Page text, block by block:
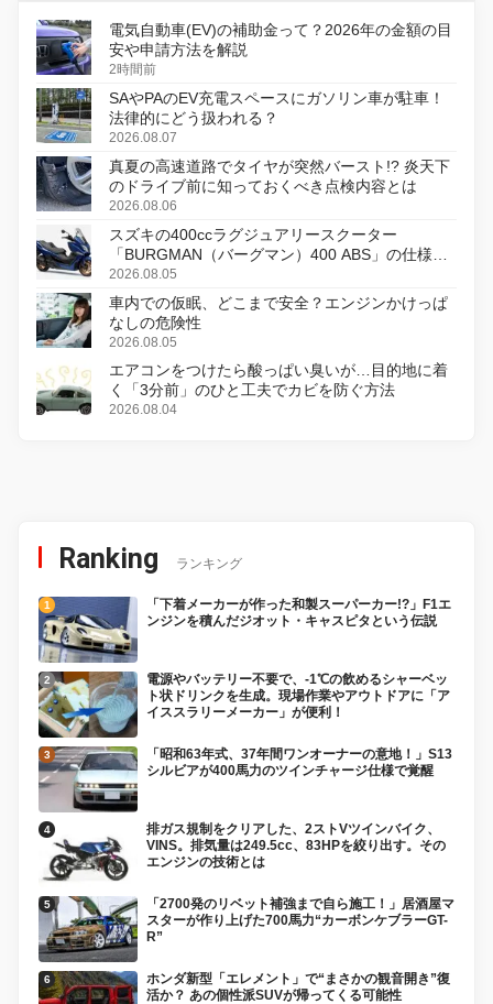
電気自動車(EV)の補助金って？2026年の金額の目
安や申請方法を解説
2時間前
SAやPAのEV充電スペースにガソリン車が駐車！
法律的にどう扱われる？
2026.08.07
真夏の高速道路でタイヤが突然バースト!? 炎天下
のドライブ前に知っておくべき点検内容とは
2026.08.06
スズキの400ccラグジュアリースクーター
「BURGMAN（バーグマン）400 ABS」の仕様を
変更し、8月18日に発売
2026.08.05
車内での仮眠、どこまで安全？エンジンかけっぱ
なしの危険性
2026.08.05
エアコンをつけたら酸っぱい臭いが…目的地に着
く「3分前」のひと工夫でカビを防ぐ方法
2026.08.04
Ranking ランキング
「下着メーカーが作った和製スーパーカー!?」F1エ
ンジンを積んだジオット・キャスピタという伝説
電源やバッテリー不要で、-1℃の飲めるシャーベッ
ト状ドリンクを生成。現場作業やアウトドアに「ア
イススラリーメーカー」が便利！
「昭和63年式、37年間ワンオーナーの意地！」S13
シルビアが400馬力のツインチャージ仕様で覚醒
排ガス規制をクリアした、2ストVツインバイク、
VINS。排気量は249.5cc、83HPを絞り出す。その
エンジンの技術とは
「2700発のリベット補強まで自ら施工！」居酒屋マ
スターが作り上げた700馬力“カーボンケブラーGT-
R”
ホンダ新型「エレメント」で“まさかの観音開き”復
活か？ あの個性派SUVが帰ってくる可能性